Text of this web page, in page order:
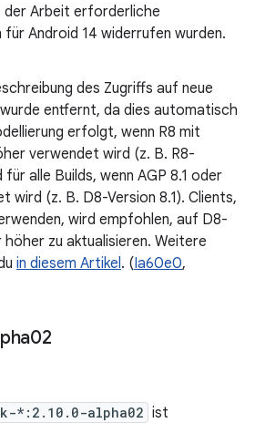
der Arbeit erforderliche
Android 14 widerrufen wurden.
des Zugriffs auf neue
entfernt, da dies automatisch
erfolgt, wenn R8 mit
verwendet wird (z. B. R8-
für alle Builds, wenn AGP 8.1 oder
wird (z. B. D8-Version 8.1). Clients,
wird empfohlen, auf D8-
höher zu aktualisieren. Weitere
in diesem Artikel. (Ia60e0,
*:2.10.0-alpha02 ist